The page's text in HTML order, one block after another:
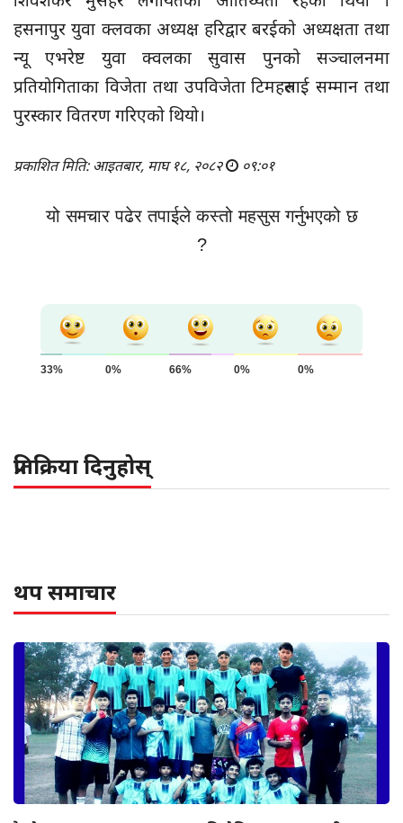
हसनापुर युवा क्लवका अध्यक्ष हरिद्वार बरईको अध्यक्षता तथा
न्यू एभरेष्ट युवा क्वलका सुवास पुनको सञ्चालनमा
प्रतियोगिताका विजेता तथा उपविजेता टिमहरुलाई सम्मान तथा
पुरस्कार वितरण गरिएको थियो।
प्रकाशित मिति: आइतबार, माघ १८, २०८२ ०९:०१
यो समचार पढेर तपाईले कस्तो महसुस गर्नुभएको छ
?
33% 0% 66% 0% 0%
प्रतिक्रिया दिनुहोस्
थप समाचार